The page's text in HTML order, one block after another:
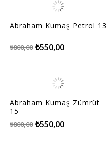
Abraham Kumaş Petrol 13
₺550,00
₺800,00
Abraham Kumaş Zümrüt
15
₺550,00
₺800,00